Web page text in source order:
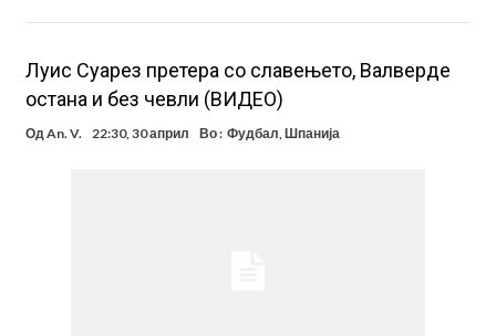
Луис Суарез претера со славењето, Валверде
остана и без чевли (ВИДЕО)
ОдAn. V. 22:30, 30 април Во : Фудбал,Шпанија